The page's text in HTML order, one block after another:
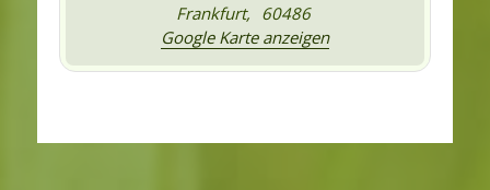
Frankfurt, 60486
Google Karte anzeigen